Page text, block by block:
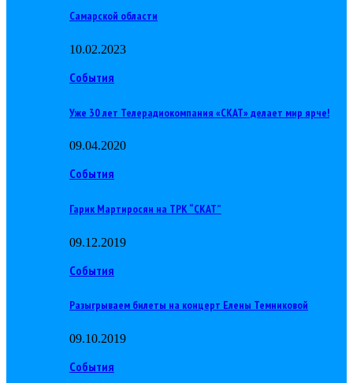
Самарской области
10.02.2023
События
Уже 30 лет Телерадиокомпания «СКАТ» делает мир ярче!
09.04.2020
События
Гарик Мартиросян на ТРК “СКАТ”
09.12.2019
События
Разыгрываем билеты на концерт Елены Темниковой
09.10.2019
События